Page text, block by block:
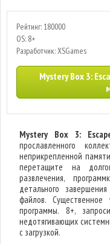
Рейтинг: 180000
OS: 8+
Разработчик: XSGames
Mystery Box 3:
Mystery Box 3:
прославленного
неприкрепленной
перетащите на
развлечения,
детального
файлов.
программы. 8+,
недотягивающих
с загрузкой.